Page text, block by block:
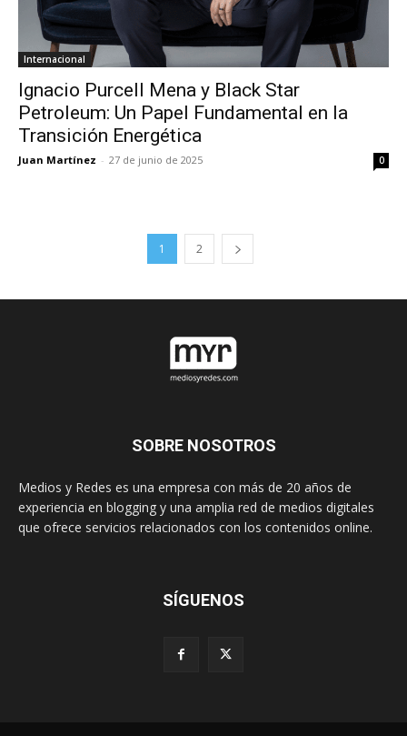
Internacional
Ignacio Purcell Mena y Black Star
Petroleum: Un Papel Fundamental en la
Transición Energética
Juan Martínez - 27 de junio de 2025 0
1 2
SOBRE NOSOTROS
Medios y Redes es una empresa con más de 20 años de
experiencia en blogging y una amplia red de medios digitales
que ofrece servicios relacionados con los contenidos online.
SÍGUENOS